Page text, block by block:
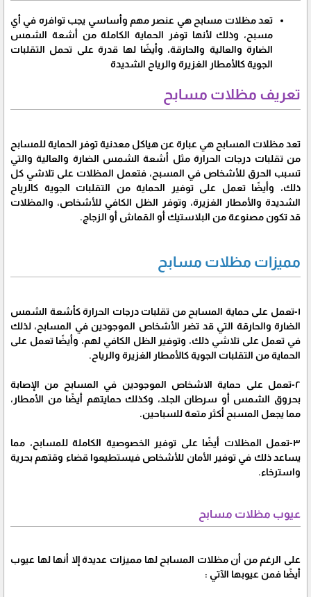
تعد مظلات مسابح هي عنصر مهم وأساسي يجب توافره في أي
مسبح، وذلك لأنها توفر الحماية الكاملة من أشعة الشمس
الضارة والعالية والحارقة، وأيضًا لها قدرة على تحمل التقلبات
الجوية كالأمطار الغزيرة والرياح الشديدة
تعريف مظلات مسابح
تعد مظلات المسابح هي عبارة عن هياكل معدنية توفر الحماية للمسابح
من تقلبات درجات الحرارة مثل أشعة الشمس الضارة والعالية والتي
تسبب الحرق للأشخاص في المسبح، فتعمل المظلات على تلاشي كل
ذلك، وأيضًا تعمل على توفير الحماية من التقلبات الجوية كالرياح
الشديدة والأمطار الغزيرة، وتوفر الظل الكافي للأشخاص، والمظلات
قد تكون مصنوعة من البلاستيك أو القماش أو الزجاج.
مميزات مظلات مسابح
١-تعمل على حماية المسابح من تقلبات درجات الحرارة كأشعة الشمس
الضارة والحارقة التي قد تضر الأشخاص الموجودين في المسابح، لذلك
في تعمل على تلاشي ذلك، وتوفير الظل الكافي لهم، وأيضًا تعمل على
الحماية من التقلبات الجوية كالأمطار الغزيرة والرياح.
٢-تعمل على حماية الاشخاص الموجودين في المسابح من الإصابة
بحروق الشمس أو سرطان الجلد، وكذلك حمايتهم أيضًا من الأمطار،
مما يجعل المسبح أكثر متعة للسباحين.
٣-تعمل المظلات أيضًا على توفير الخصوصية الكاملة للمسابح، مما
يساعد ذلك في توفير الأمان للأشخاص فيستطيعوا قضاء وقتهم بحرية
واسترخاء.
عيوب مظلات مسابح
على الرغم من أن مظلات المسابح لها مميزات عديدة إلا أنها لها عيوب
أيضًا فمن عيوبها الآتي :